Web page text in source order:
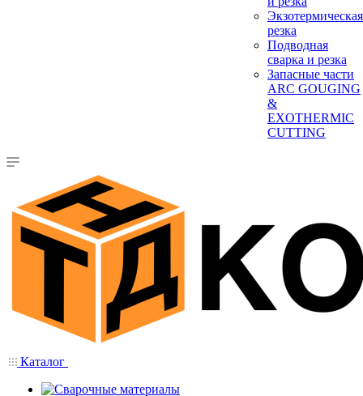
Экзотермическая
резка
Подводная
сварка и резка
Запасные части
ARC GOUGING
&
EXOTHERMIC
CUTTING
Каталог